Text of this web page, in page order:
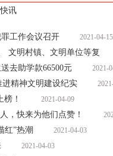
讯
工作会议召开 2021-04-15
文明村镇、文明单位等复
去助学款66500元 2021-
精神文明建设纪实
！ 2021-04-09
，快来为他们点赞！
红”热潮 2021-04-03
2021-04-03